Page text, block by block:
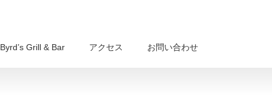
Byrd’s Grill & Bar アクセス お問い合わせ